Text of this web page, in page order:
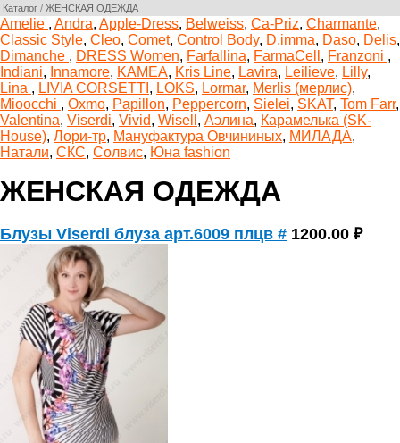
Каталог / ЖЕНСКАЯ ОДЕЖДА
Amelie , Andra, Apple-Dress, Belweiss, Ca-Priz, Charmante,
Classic Style, Cleo, Comet, Control Body, D,imma, Daso, Delis,
Dimanche , DRESS Women, Farfallina, FarmaCell , Franzoni ,
Indiani, Innamore, KAMEA, Kris Line, Lavira, Leilieve, Lilly,
Lina , LIVIA CORSETTI , LOKS, Lormar, Merlis (мерлис),
Mioocchi , Oxmo, Papillon, Peppercorn, Sielei, SKAT, Tom Farr,
Valentina, Viserdi, Vivid, Wisell , Аэлина, Карамелька (SK-
House), Лори-тр, Мануфактура Овчининых, МИЛАДА,
Натали, СКС, Солвис, Юна fashion
ЖЕНСКАЯ ОДЕЖДА
Блузы Viserdi блуза арт.6009 плцв # 1200.00 ₽